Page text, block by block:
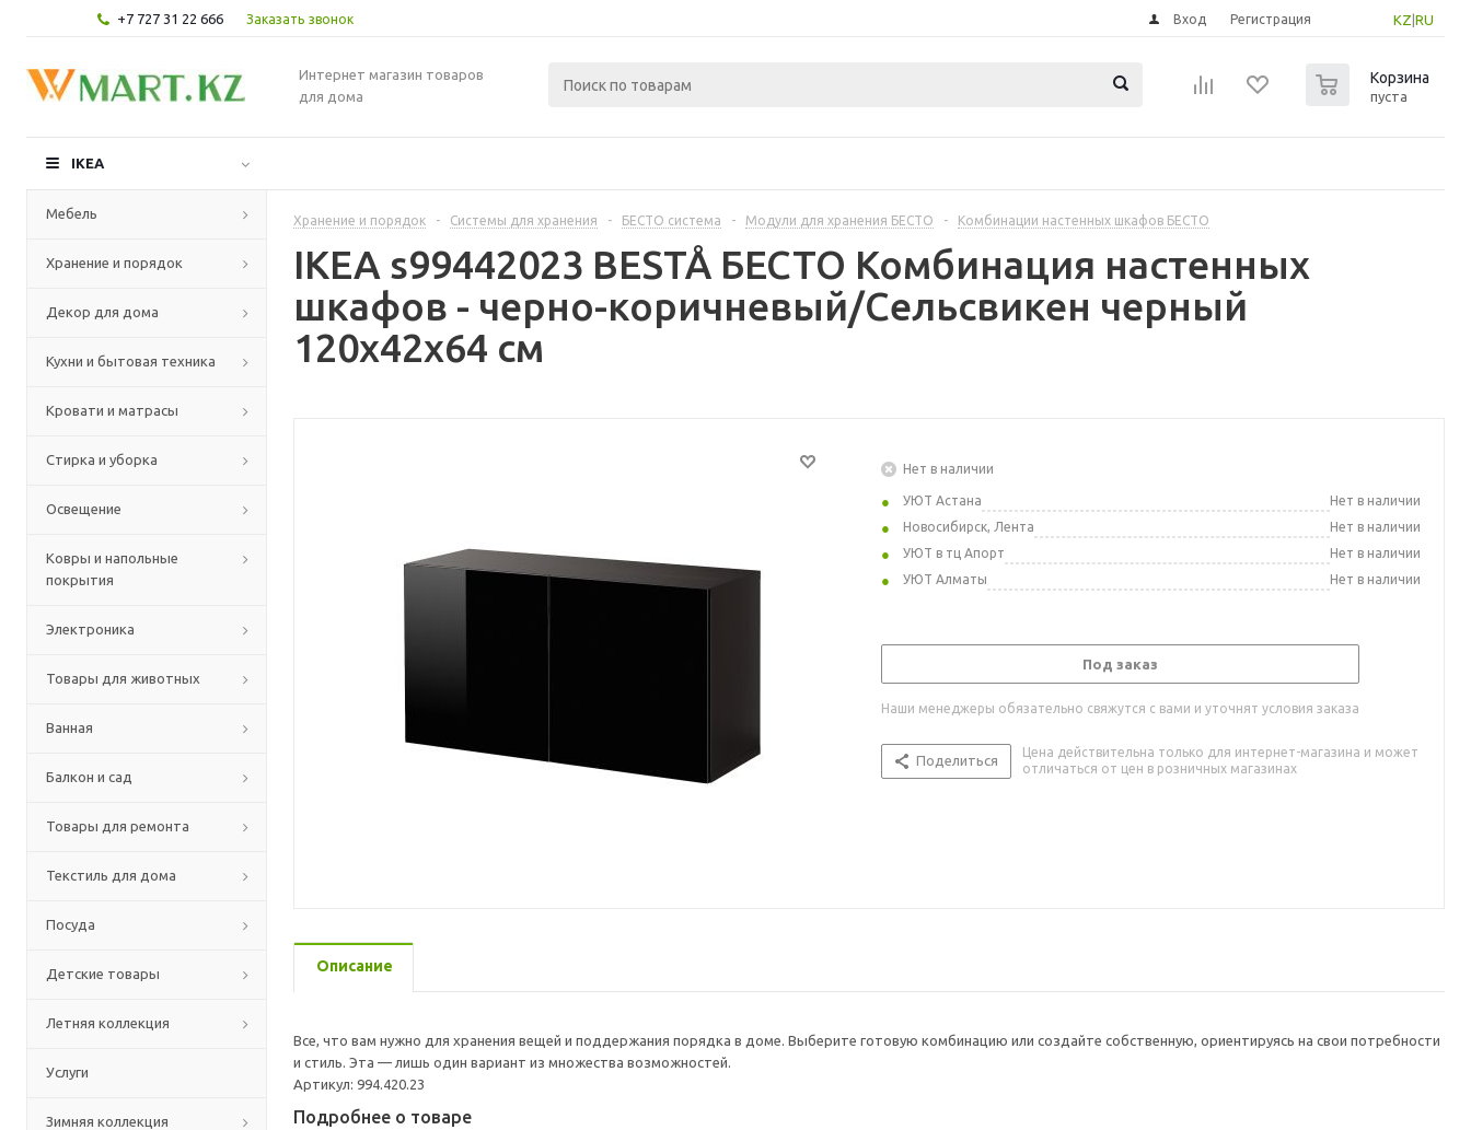
+7 727 31 22 666 Заказать звонок KZ RU
Вход Регистрация
Интернет магазин товаров
для дома
Корзина
пуста
IKEA
Мебель
Хранение и порядок
Декор для дома
Кухни и бытовая техника
Кровати и матрасы
Стирка и уборка
Освещение
Ковры и напольные
покрытия
Электроника
Товары для животных
Ванная
Балкон и сад
Товары для ремонта
Текстиль для дома
Посуда
Детские товары
Летняя коллекция
Услуги
Зимняя коллекция
Хранение и порядок - Системы для хранения - БЕСТО система - Модули для хранения БЕСТО - Комбинации настенных шкафов БЕСТО
IKEA s99442023 BESTÅ БЕСТО Комбинация настенных
шкафов - черно-коричневый/Сельсвикен черный
120x42x64 см
Нет в наличии
УЮТ Астана
Нет в наличии
Новосибирск, Лента
Нет в наличии
УЮТ в тц Апорт
Нет в наличии
УЮТ Алматы
Нет в наличии
Под заказ
Наши менеджеры обязательно свяжутся с вами и уточнят условия заказа
Поделиться
Цена действительна только для интернет-магазина и может
отличаться от цен в розничных магазинах
Описание
Все, что вам нужно для хранения вещей и поддержания порядка в доме. Выберите готовую комбинацию или создайте собственную, ориентируясь на свои потребности
и стиль. Эта — лишь один вариант из множества возможностей.
Артикул: 994.420.23
Подробнее о товаре